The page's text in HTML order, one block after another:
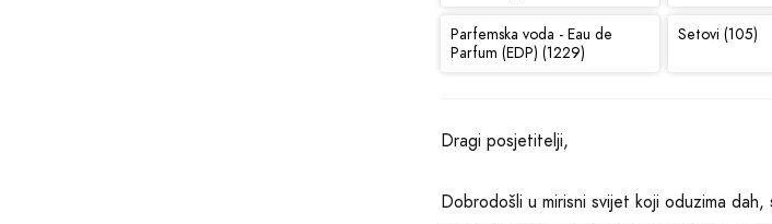
Parfemska voda - Eau de
Parfum (EDP) (1229)
Setovi (105)
Dragi posjetitelji,
Dobrodošli u mirisni svijet koji oduzima